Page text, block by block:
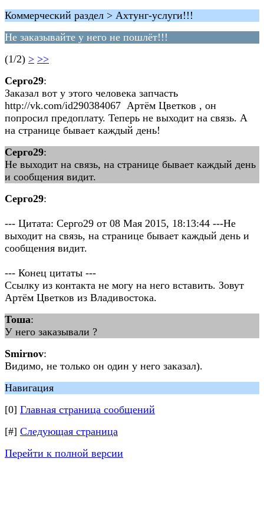
Коммерческий раздел > Ахтунг-услуги!!!
Не заказывайте у него не пошлёт!!!
(1/2) > >>
Серго29:
Заказал вот у этого человека запчасть
http://vk.com/id290384067 Артём Цветков , он
попросил предоплату. Теперь не выходит на связь. А
на странице бывает каждый день!
Серго29:
Не выходит на связь, на странице бывает каждый день
и сообщения видит.
Серго29:
--- Цитата: Серго29 от 08 Мая 2015, 18:13:44 ---Не
выходит на связь, на странице бывает каждый день и
сообщения видит.
--- Конец цитаты ---
Ссылку из контакта не могу на него вставить. Зовут
Артём Цветков из Владивостока.
Тоша:
У него заказывали ?
Smirnov:
Видимо, не только он один у него заказал).
Навигация
[0] Главная страница сообщений
[#] Следующая страница
Перейти к полной версии